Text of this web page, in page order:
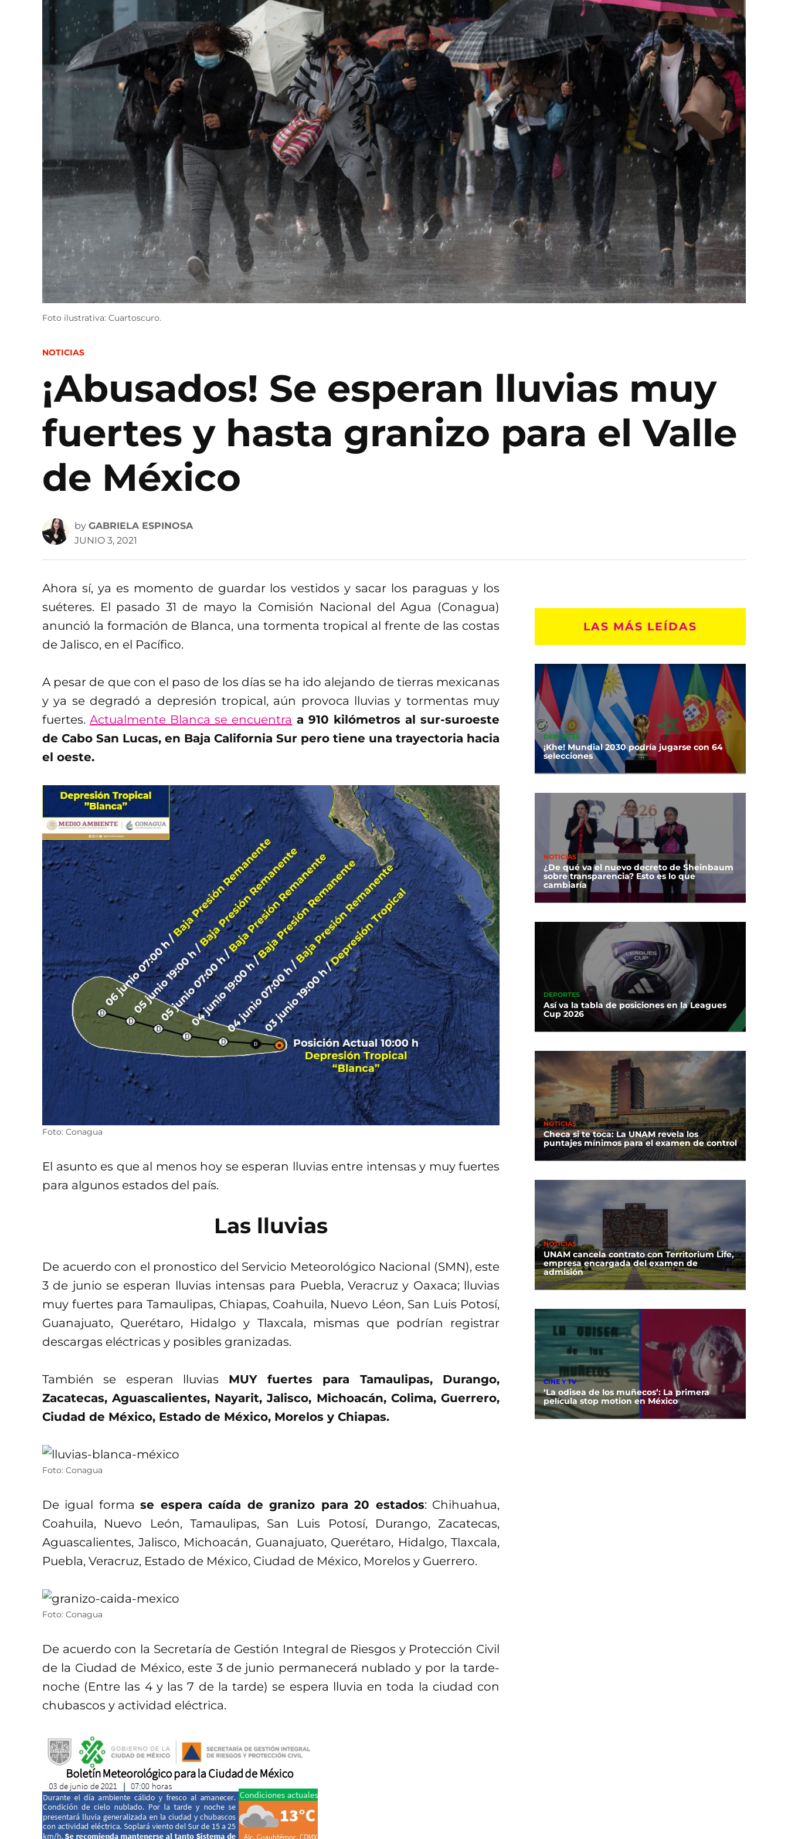
Foto ilustrativa: Cuartoscuro.
POSTED
NOTICIAS
¡Abusados! Se esperan lluvias muy
fuertes y hasta granizo para el Valle
de México
by GABRIELA ESPINOSA
JUNIO 3, 2021
Ahora sí, ya es momento de guardar los vestidos y sacar los paraguas y los
suéteres. El pasado 31 de mayo la Comisión Nacional del Agua (Conagua)
anunció la formación de Blanca, una tormenta tropical al frente de las costas
de Jalisco, en el Pacífico.
A pesar de que con el paso de los días se ha ido alejando de tierras mexicanas
y ya se degradó a depresión tropical, aún provoca lluvias y tormentas muy
fuertes.Actualmente Blanca se encuentra a 910 kilómetros al sur-suroeste
de Cabo San Lucas, en Baja California Sur pero tiene una trayectoria hacia
el oeste.
Foto: Conagua
El asunto es que al menos hoy se esperan lluvias entre intensas y muy fuertes
para algunos estados del país.
Las lluvias
De acuerdo con el pronostico del Servicio Meteorológico Nacional (SMN), este
3 de junio se esperan lluvias intensas para Puebla, Veracruz y Oaxaca; lluvias
muy fuertes para Tamaulipas, Chiapas, Coahuila, Nuevo Léon, San Luis Potosí,
Guanajuato, Querétaro, Hidalgo y Tlaxcala, mismas que podrían registrar
descargas eléctricas y posibles granizadas.
También se esperan lluvias MUY fuertes para Tamaulipas, Durango,
Zacatecas, Aguascalientes, Nayarit, Jalisco, Michoacán, Colima, Guerrero,
Ciudad de México, Estado de México, Morelos y Chiapas.
Foto: Conagua
De igual formase espera caída de granizo para 20 estados: Chihuahua,
Coahuila, Nuevo León, Tamaulipas, San Luis Potosí, Durango, Zacatecas,
Aguascalientes, Jalisco, Michoacán, Guanajuato, Querétaro, Hidalgo, Tlaxcala,
Puebla, Veracruz, Estado de México, Ciudad de México, Morelos y Guerrero.
Foto: Conagua
De acuerdo con la Secretaría de Gestión Integral de Riesgos y Protección Civil
de la Ciudad de México, este 3 de junio permanecerá nublado y por la tarde-
noche (Entre las 4 y las 7 de la tarde) se espera lluvia en toda la ciudad con
chubascos y actividad eléctrica.
LAS MÁS LEÍDAS
DEPORTES
¡Khe! Mundial 2030 podría jugarse con 64
selecciones
NOTICIAS
¿De qué va el nuevo decreto de Sheinbaum
sobre transparencia? Esto es lo que
cambiaría
DEPORTES
Así va la tabla de posiciones en la Leagues
Cup 2026
NOTICIAS
Checa si te toca: La UNAM revela los
puntajes mínimos para el examen de control
NOTICIAS
UNAM cancela contrato con Territorium Life,
empresa encargada del examen de
admisión
CINE Y TV
‘La odisea de los muñecos’: La primera
película stop motion en México